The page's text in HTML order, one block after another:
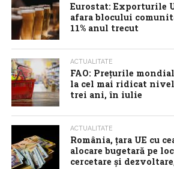
Eurostat: Exporturile
afara blocului
11% anul trecut
ACTUALITATE
FAO: Prețurile
la cel mai ridicat
trei ani, în iulie
ACTUALITATE
România, țara UE cu
alocare bugetară pe
cercetare și